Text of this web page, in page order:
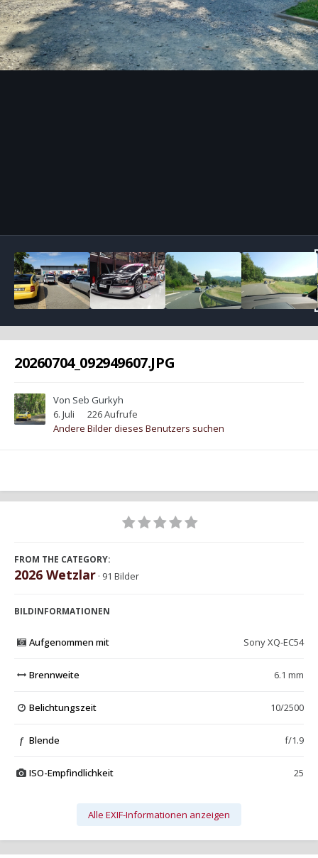
20260704_092949607.JPG
Von Seb Gurkyh
6. Juli
226 Aufrufe
Andere Bilder dieses Benutzers suchen
FROM THE CATEGORY:
2026 Wetzlar · 91 Bilder
BILDINFORMATIONEN
Aufgenommen mit Sony XQ-EC54
Brennweite 6.1 mm
Belichtungszeit 10/2500
f Blende f/1.9
ISO-Empfindlichkeit 25
Alle EXIF-Informationen anzeigen